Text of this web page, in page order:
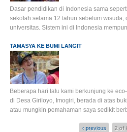
Dasar pendidikan di Indonesia sama
sekolah selama 12 tahun sebelum wisuda,
universitas. Sistem ini di Indonesia
TAMASYA KE BUMI LANGIT
Beberapa hari lalu kami berkunjung ke
di Desa Giriloyo, Imogiri, berada di atas
atau mungkin pemahaman saya sedikit
‹ previous 2 of